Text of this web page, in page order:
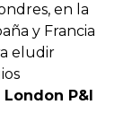
en la
y Francia
eludir
London P&I